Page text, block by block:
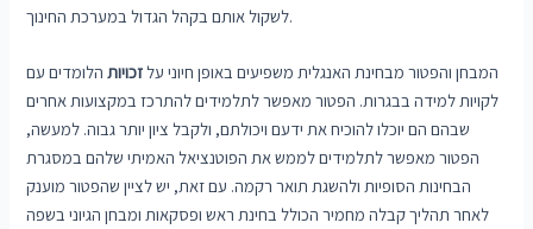
לשקול אותם בקהל הגדול במערכת החינוך.
המבחן והפטור מבחינת האנגלית משפיעים באופן חיוני עלזכויותהלומדים עם
לקויות למידה בבגרות. הפטור מאפשר לתלמידים להתרכז במקצועות אחרים
שבהם הם יוכלו להוכיח את ידעם ויכולתם, ולקבל ציון יותר גבוה. למעשה,
הפטור מאפשר לתלמידים לממש את הפוטנציאל האמיתי שלהם במסגרת
הבחינות הסופיות ולהשגת תואר רקמה. עם זאת, יש לציין שהפטור מוענק
לאחר תהליך קבלה מחמיר הכולל בחינת ראש ופסקאות ומבחן הגיוני בשפה